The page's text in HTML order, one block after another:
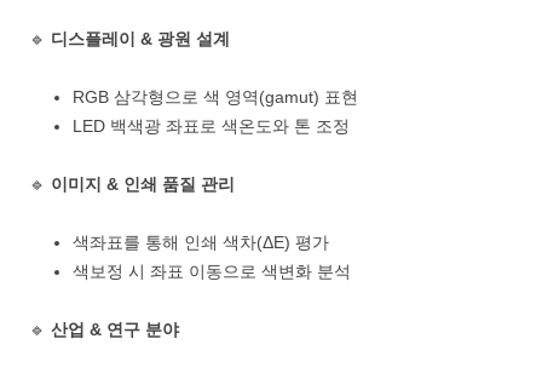
🔹 디스플레이 & 광원 설계
RGB 삼각형으로 색 영역(gamut) 표현
LED 백색광 좌표로 색온도와 톤 조정
🔹 이미지 & 인쇄 품질 관리
색좌표를 통해 인쇄 색차(ΔE) 평가
색보정 시 좌표 이동으로 색변화 분석
🔹 산업 & 연구 분야